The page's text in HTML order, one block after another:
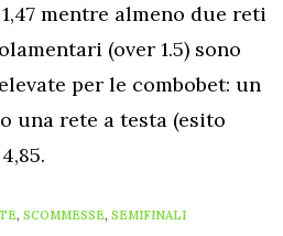
mentre almeno due reti
(over 1.5) sono
per le combobet: un
una rete a testa (esito
, SCOMMESSE, SEMIFINALI